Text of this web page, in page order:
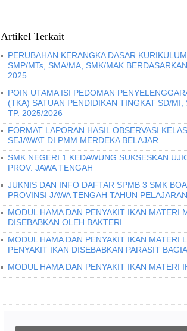
Artikel Terkait
PERUBAHAN KERANGKA DASAR
SMP/MTs, SMA/MA, SMK/MAK
2025
POIN UTAMA ISI PEDOMAN
(TKA) SATUAN PENDIDIKAN TINGKAT SD/
TP. 2025/2026
FORMAT LAPORAN HASIL OBSERVASI
SEJAWAT DI PMM MERDEKA BELAJAR
SMK NEGERI 1 KEDAWUNG SUKSESKAN
PROV. JAWA TENGAH
JUKNIS DAN INFO DAFTAR SPMB 3 SMK
PROVINSI JAWA TENGAH TAHUN
MODUL HAMA DAN PENYAKIT IKAN MATERI
DISEBABKAN OLEH BAKTERI
MODUL HAMA DAN PENYAKIT IKAN MATERI
PENYAKIT IKAN DISEBABKAN PARASIT
MODUL HAMA DAN PENYAKIT IKAN MATERI